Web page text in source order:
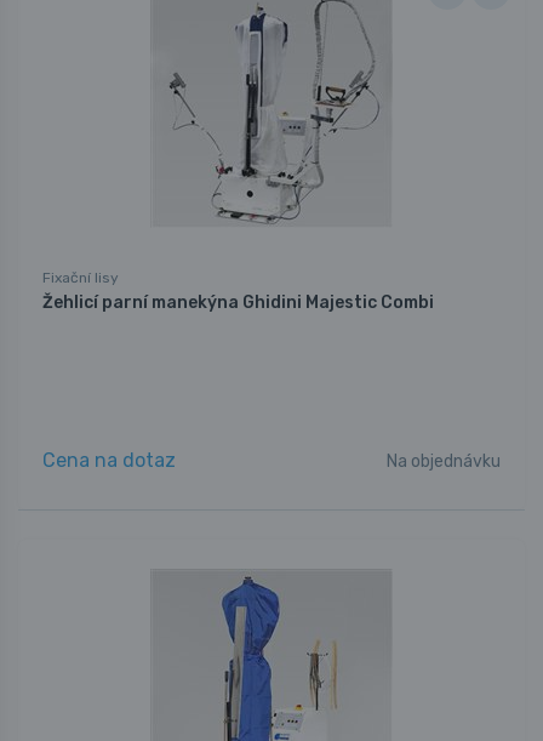
Fixační lisy
Žehlicí parní manekýna Ghidini Majestic Combi
Cena na dotaz Na objednávku